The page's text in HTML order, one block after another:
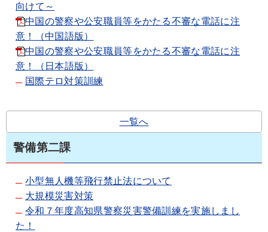
向けて～
中国の警察や公安職員等をかたる不審な電話に注
意！（中国語版）
中国の警察や公安職員等をかたる不審な電話に注
意！（日本語版）
国際テロ対策訓練
一覧へ
警備第二課
小型無人機等飛行禁止法について
大規模災害対策
令和７年度高知県警察災害警備訓練を実施しまし
た！